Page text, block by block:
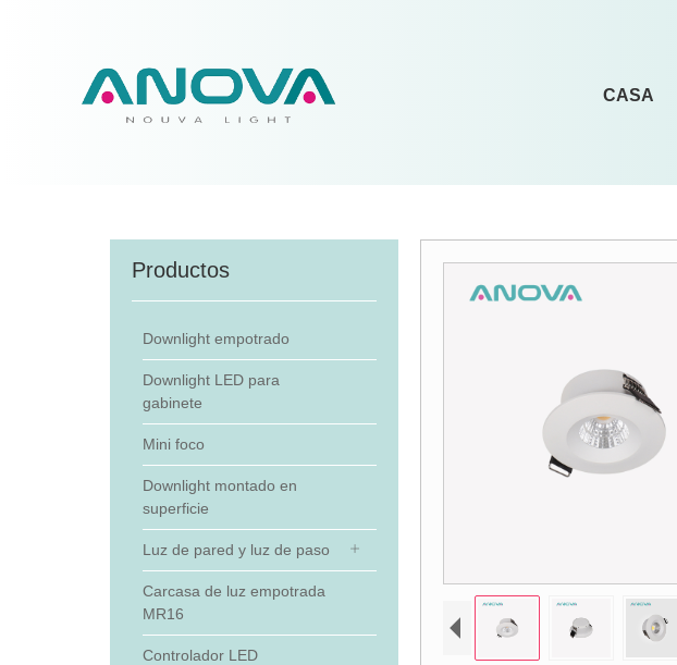
CASA
Productos
Downlight empotrado
Downlight LED para
gabinete
Mini foco
Downlight montado en
superficie
Luz de pared y luz de paso
Carcasa de luz empotrada
MR16
Controlador LED